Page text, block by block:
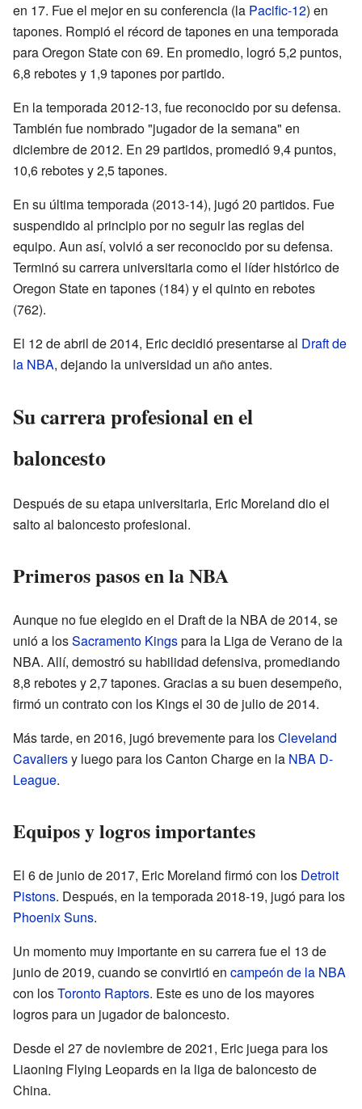
en 17. Fue el mejor en su conferencia (la Pacific-12) en
tapones. Rompió el récord de tapones en una temporada
para Oregon State con 69. En promedio, logró 5,2 puntos,
6,8 rebotes y 1,9 tapones por partido.
En la temporada 2012-13, fue reconocido por su defensa.
También fue nombrado "jugador de la semana" en
diciembre de 2012. En 29 partidos, promedió 9,4 puntos,
10,6 rebotes y 2,5 tapones.
En su última temporada (2013-14), jugó 20 partidos. Fue
suspendido al principio por no seguir las reglas del
equipo. Aun así, volvió a ser reconocido por su defensa.
Terminó su carrera universitaria como el líder histórico de
Oregon State en tapones (184) y el quinto en rebotes
(762).
El 12 de abril de 2014, Eric decidió presentarse al Draft de
la NBA, dejando la universidad un año antes.
Su carrera profesional en el
baloncesto
Después de su etapa universitaria, Eric Moreland dio el
salto al baloncesto profesional.
Primeros pasos en la NBA
Aunque no fue elegido en el Draft de la NBA de 2014, se
unió a losSacramento Kingspara la Liga de Verano de la
NBA. Allí, demostró su habilidad defensiva, promediando
8,8 rebotes y 2,7 tapones. Gracias a su buen desempeño,
firmó un contrato con los Kings el 30 de julio de 2014.
Más tarde, en 2016, jugó brevemente para losCleveland
Cavaliersy luego para los Canton Charge en la NBA D-
League.
Equipos y logros importantes
El 6 de junio de 2017, Eric Moreland firmó con los Detroit
Pistons. Después, en la temporada 2018-19, jugó para los
Phoenix Suns.
Un momento muy importante en su carrera fue el 13 de
junio de 2019, cuando se convirtió en campeón de la NBA
con losToronto Raptors. Este es uno de los mayores
logros para un jugador de baloncesto.
Desde el 27 de noviembre de 2021, Eric juega para los
Liaoning Flying Leopards en la liga de baloncesto de
China.